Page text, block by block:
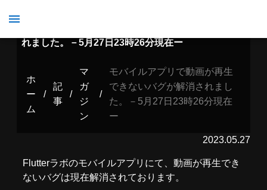
れました。－5月27日23時26分現在ー
ホ
ー
ム
/
記
事
/
マ
ガ
ジ
ン
/
モバイルアプリで動画が再生
できないバグが解消されまし
た。－5月27日23時26分現在
ー
2023.05.27
Flutterラボのモバイルアプリにて、動画が再生でき
ないバグは現在解消されております。